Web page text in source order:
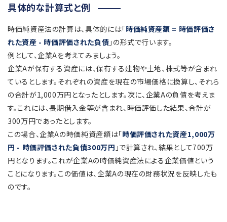
具体的な計算式と例
時価純資産法の計算は、具体的には「時価純資産額 = 時価評価さ
れた資産 - 時価評価された負債 」の形式で行います。
例として、企業Aを考えてみましょう。
企業Aが保有する資産には、保有する建物や土地、株式等が含まれ
ているとします。それぞれの資産を現在の市場価格に換算し、それら
の合計が1,000万円となったとします。次に、企業Aの負債を考えま
す。これには、長期借入金等が含まれ、時価評価した結果、合計が
300万円であったとします。
この場合、企業Aの時価純資産額は「時価評価された資産1,000万
円 - 時価評価された負債300万円 」で計算され、結果として700万
円となります。これが企業Aの時価純資産法による企業価値という
ことになります。この価値は、企業Aの現在の財務状況を反映したも
のです。